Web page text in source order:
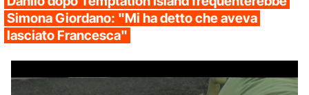
Simona Giordano: "Mi ha detto che aveva
lasciato Francesca"